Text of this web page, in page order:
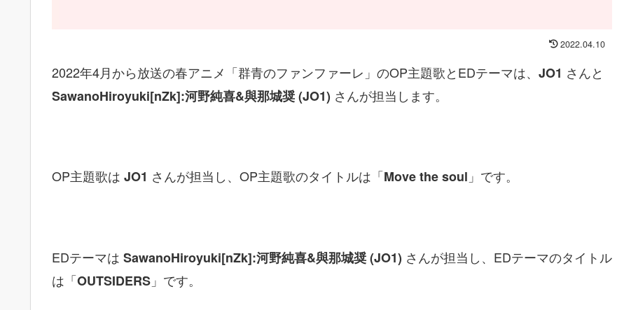
2022.04.10
2022年4月から放送の春アニメ「群青のファンファーレ」のOP主題歌とEDテーマは、 JO1 さんと
SawanoHiroyuki[nZk]:河野純喜&與那城奨 (JO1) さんが担当します。
OP主題歌は JO1 さんが担当し、OP主題歌のタイトルは「Move the soul 」です。
EDテーマは SawanoHiroyuki[nZk]:河野純喜&與那城奨 (JO1) さんが担当し、EDテーマのタイトル
は「OUTSIDERS 」です。